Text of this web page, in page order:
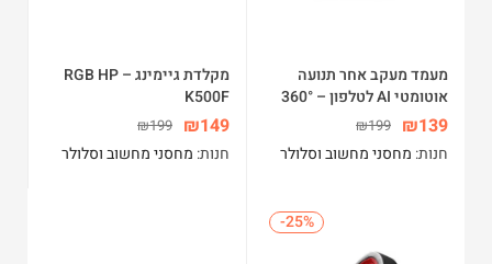
מעמד מעקב אחר תנועה
אוטומטי AI לטלפון – 360°
₪139
₪199
חנות: מחסני מחשוב וסלולר
מקלדת גיימינג – RGB HP
K500F
₪149
₪199
חנות: מחסני מחשוב וסלולר
-25%